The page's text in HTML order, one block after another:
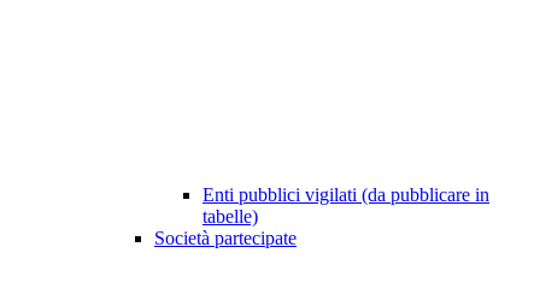
Enti pubblici vigilati (da pubblicare in
tabelle)
Società partecipate